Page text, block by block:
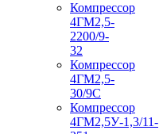
Компрессор
4ГМ2,5-
2200/9-
32
Компрессор
4ГМ2,5-
30/9С
Компрессор
4ГМ2,5У-1,3/11-